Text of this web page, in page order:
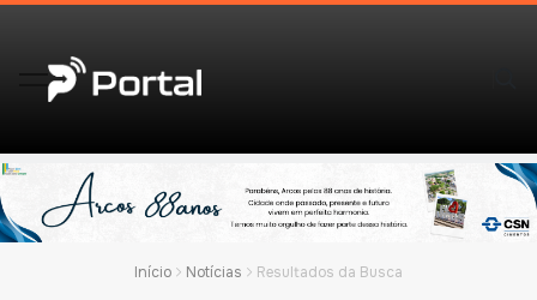
Início Notícias Resultados da Busca